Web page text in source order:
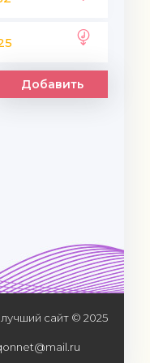
Добавить
сайт © 2025